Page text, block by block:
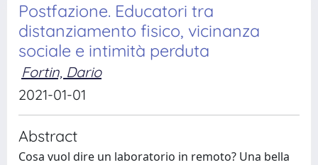
Postfazione. Educatori tra
distanziamento fisico, vicinanza
sociale e intimità perduta
Fortin, Dario
2021-01-01
Abstract
Cosa vuol dire un laboratorio in remoto? Una bella